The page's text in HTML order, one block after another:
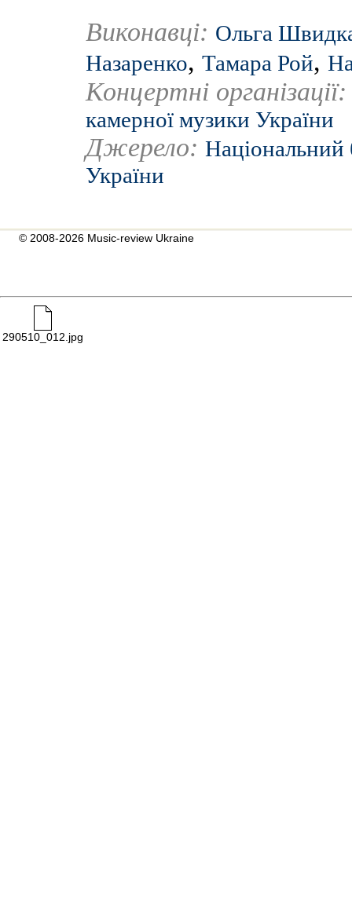
Виконавці: Ольга
Назаренко, Тамара Рой,
Концертні
камерної музики України
Джерело: Національний
України
© 2008-2026 Music-review Ukraine
290510_012.jpg